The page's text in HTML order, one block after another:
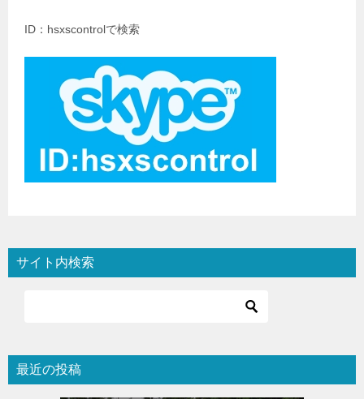
ID：hsxscontrolで検索
サイト内検索
最近の投稿